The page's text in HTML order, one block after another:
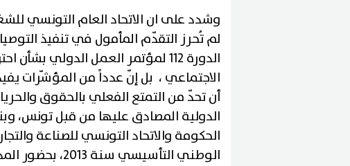
وشدد على ان الاتحاد العام التونسي
لم تُحرز التقدّم المأمول في تنفيذ
الدورة 112 لمؤتمر العمل الدولي
الاجتماعي ، بل إنّ عدداً من المؤشّرات
أن تحدّ من التمتع الفعلي بالحقوق
الدولية المصادق عليها من قبل تونس،
الحكومة والاتحاد التونسي للصناعة
الوطني التأسيسي سنة 2013، بحضور المدير العام لمنظّمة العمل الدولية آنذاك.